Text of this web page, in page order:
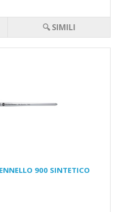
900 SINTETICO
🔍 SIMILI